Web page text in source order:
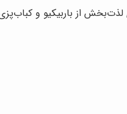
از باربیکیو و